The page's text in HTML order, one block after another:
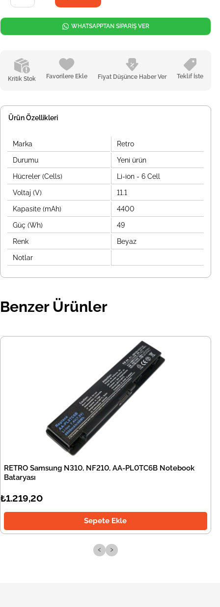
Kritik Stok Favorilere Ekle Fiyat Düşünce Haber Ver Teklif İste
WHATSAPPTAN SİPARİŞ VER
Ürün Özellikleri
Marka Retro
Durumu Yeni ürün
Hücreler (Cells) Li-ion - 6 Cell
Voltaj (V) 11.1
Kapasite (mAh) 4400
Güç (Wh) 49
Renk Beyaz
Notlar
Benzer Ürünler
RETRO Samsung N310, NF210, AA-PL0TC6B Notebook
Bataryası
₺1.219,20
Sepete Ekle
‹ ›